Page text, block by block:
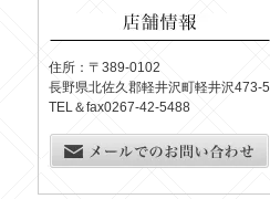
住所：〒389-0102
長野県北佐久郡軽井沢町軽井沢473-5
TEL＆fax0267-42-5488